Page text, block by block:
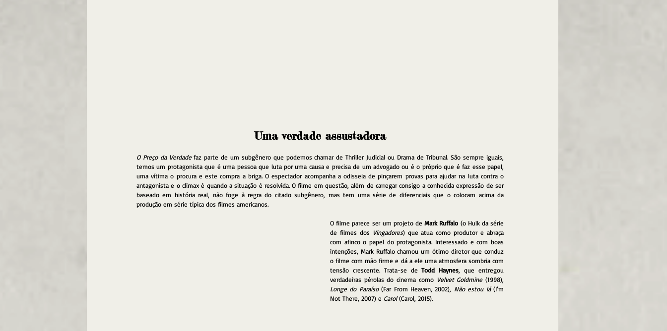
Uma verdade assustadora
O Preço da Verdade faz parte de um subgênero que podemos chamar de Thriller Judicial ou Drama de Tribunal. São sempre iguais,
temos um protagonista que é uma pessoa que luta por uma causa e precisa de um advogado ou é o próprio que é faz esse papel,
uma vítima o procura e este compra a briga. O espectador acompanha a odisseia de pinçarem provas para ajudar na luta contra o
antagonista e o clímax é quando a situação é resolvida. O filme em questão, além de carregar consigo a conhecida expressão de ser
baseado em história real, não foge à regra do citado subgênero, mas tem uma série de diferenciais que o colocam acima da
produção em série típica dos filmes americanos.
O filme parece ser um projeto de Mark Ruffalo (o Hulk da série
de filmes dos Vingadores) que atua como produtor e abraça
com afinco o papel do protagonista. Interessado e com boas
intenções, Mark Ruffalo chamou um ótimo diretor que conduz
o filme com mão firme e dá a ele uma atmosfera sombria com
tensão crescente. Trata-se de Todd Haynes, que entregou
verdadeiras pérolas do cinema como Velvet Goldmine
Longe do Paraíso (Far From Heaven, 2002), Não estou lá (I’m
Not There, 2007) e Carol (Carol, 2015).